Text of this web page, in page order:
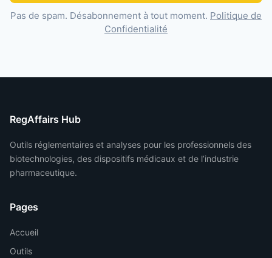
Pas de spam. Désabonnement à tout moment. Politique de
Confidentialité
RegAffairs Hub
Outils réglementaires et analyses pour les professionnels des
biotechnologies, des dispositifs médicaux et de l’industrie
pharmaceutique.
Pages
Accueil
Outils